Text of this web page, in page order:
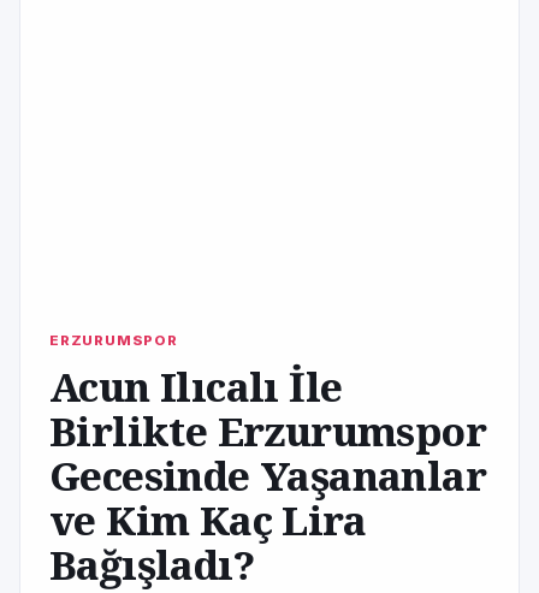
ERZURUMSPOR
Acun Ilıcalı İle
Birlikte Erzurumspor
Gecesinde Yaşananlar
ve Kim Kaç Lira
Bağışladı?